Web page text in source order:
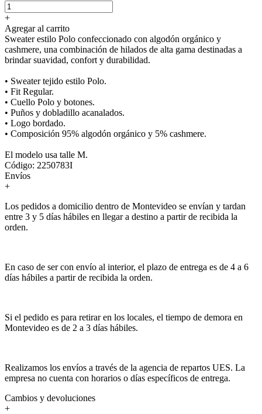
+
Agregar al carrito
Sweater estilo Polo confeccionado con algodón orgánico y
cashmere, una combinación de hilados de alta gama destinadas a
brindar suavidad, confort y durabilidad.
• Sweater tejido estilo Polo.
• Fit Regular.
• Cuello Polo y botones.
• Puños y dobladillo acanalados.
• Logo bordado.
• Composición 95% algodón orgánico y 5% cashmere.
El modelo usa talle M.
Código: 2250783I
Envíos
+
Los pedidos a domicilio dentro de Montevideo se envían y tardan
entre 3 y 5 días hábiles en llegar a destino a partir de recibida la
orden.
En caso de ser con envío al interior, el plazo de entrega es de 4 a 6
días hábiles a partir de recibida la orden.
Si el pedido es para retirar en los locales, el tiempo de demora en
Montevideo es de 2 a 3 días hábiles.
Realizamos los envíos a través de la agencia de repartos UES. La
empresa no cuenta con horarios o días específicos de entrega.
Cambios y devoluciones
+